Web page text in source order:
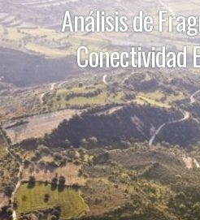
Análisis de
Conectividad